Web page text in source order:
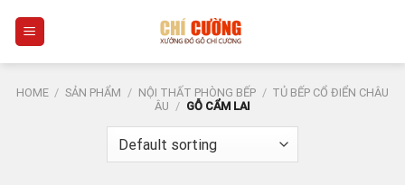
HOME / SẢN PHẨM / NỘI THẤT PHÒNG BẾP / TỦ BẾP CỔ ĐIỂN CHÂU
ÂU / GỖ CẨM LAI